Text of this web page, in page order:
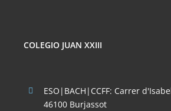
COLEGIO JUAN XXIII
ESO|BACH|CCFF: Carrer
46100 Burjassot